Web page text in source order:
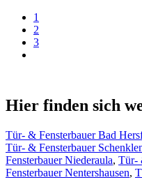
1
2
3
Hier finden sich
Tür- & Fensterbauer Bad
Tür- & Fensterbauer
Fensterbauer Niederaula, Tür-
Fensterbauer Nentershausen,